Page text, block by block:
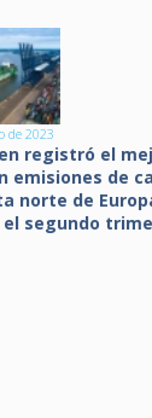
de 2023
registró el
emisiones de
norte de
el segundo